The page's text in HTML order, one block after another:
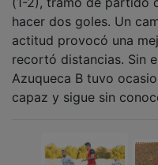
hacer dos goles. Un
actitud provocó una
recortó distancias. Sin
Azuqueca B tuvo
capaz y sigue sin